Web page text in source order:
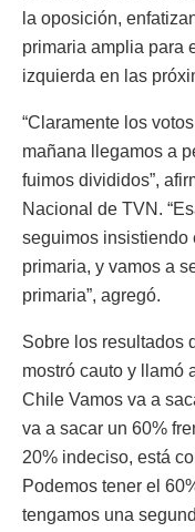
la oposición,
primaria amplia para
izquierda en las
“Claramente los
mañana llegamos a
fuimos divididos”,
Nacional de TVN.
seguimos insistiendo
primaria, y vamos a
primaria”, agregó.
Sobre los resultados
mostró cauto y llamó
Chile Vamos va a
va a sacar un 60%
20% indeciso, está
Podemos tener el
tengamos una